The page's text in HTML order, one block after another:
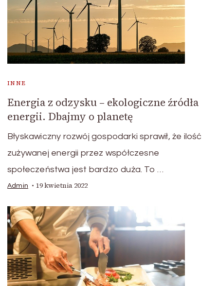
INNE
Energia z odzysku – ekologiczne źródła
energii. Dbajmy o planetę
Błyskawiczny rozwój gospodarki sprawił, że ilość
zużywanej energii przez współczesne
społeczeństwa jest bardzo duża. To …
Admin 19 kwietnia 2022